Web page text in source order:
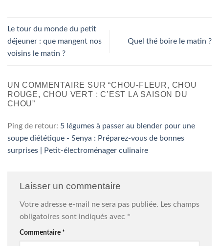
Le tour du monde du petit
déjeuner : que mangent nos
voisins le matin ?
Quel thé boire le matin ?
UN COMMENTAIRE SUR “CHOU-FLEUR, CHOU
ROUGE, CHOU VERT : C’EST LA SAISON DU
CHOU”
Ping de retour: 5 légumes à passer au blender pour une
soupe diététique - Senya : Préparez-vous de bonnes
surprises | Petit-électroménager culinaire
Laisser un commentaire
Votre adresse e-mail ne sera pas publiée. Les champs
obligatoires sont indiqués avec *
Commentaire *